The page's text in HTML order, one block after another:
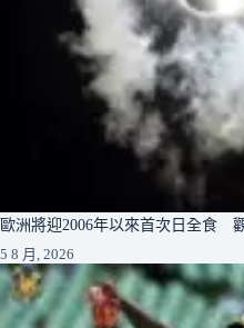
歐洲將迎2006年以來首次日全食
5 8 月, 2026